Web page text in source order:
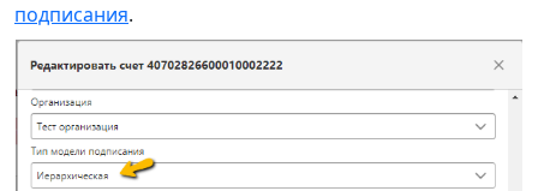
подписания.